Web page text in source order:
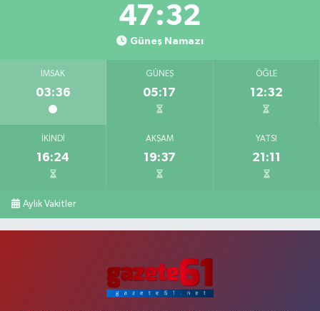
47:31
Güneş Namazı
İMSAK
03:36
GÜNEŞ
05:17
ÖĞLE
12:32
İKINDI
16:24
AKŞAM
19:37
YATSI
21:11
Aylık Vakitler